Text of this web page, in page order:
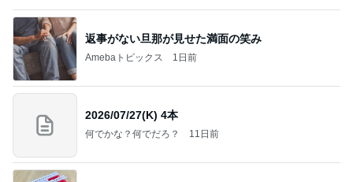
2026/07/27(K) 4本
何でかな？何でだろ？ 11日前
娘が不満そうだったクレーンゲーム
Amebaトピックス 9時間前